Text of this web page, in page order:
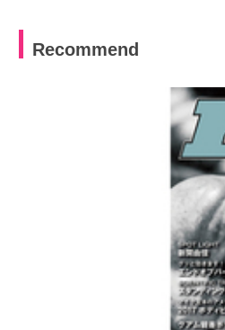
Recommend